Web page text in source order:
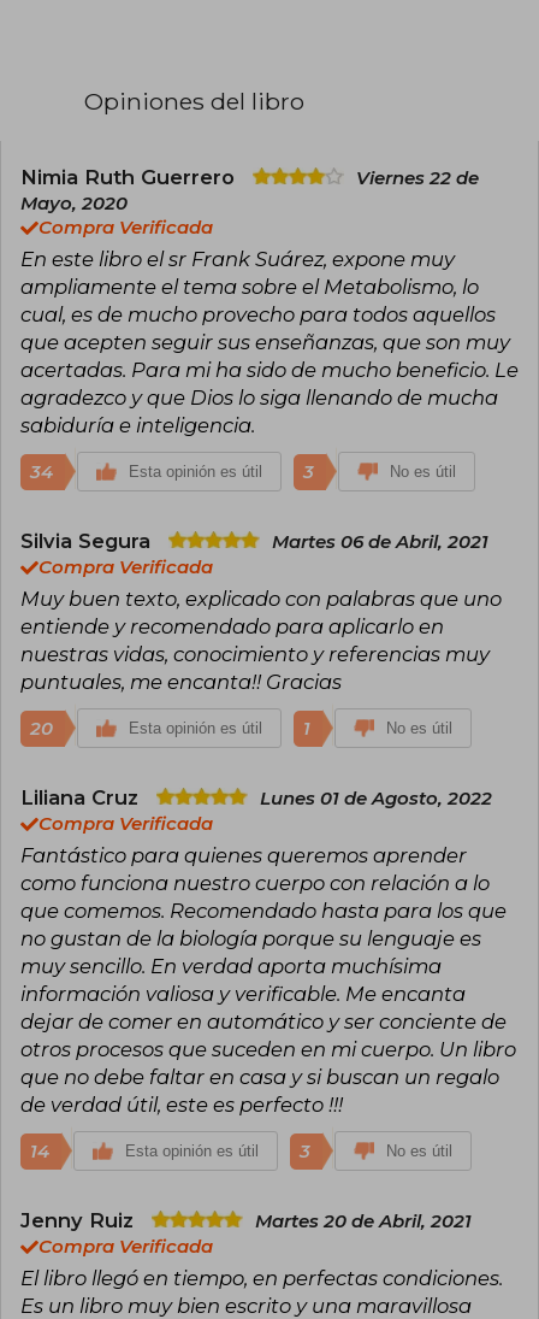
aspectos relacionados con la salud,
prácticas para millones de personas en su
camino hacia una vida más saludable. Entre
ellos destacan El Poder del Metabolismo (2013),
Recetas. El Poder del Metabolismo (2017) y
Metabolismo Ultra Poderoso (2018), obras que
ofrecen consejos accesibles y efectivos para
mejorar la salud metabólica. Su legado continúa
inspirando a quienes buscan soluciones reales y
sostenibles para transformar su bienestar.
Opiniones del libro
Nimia Ruth Guerrero
Viernes 22 de
Mayo, 2020
Compra Verificada
En este libro el sr Frank Suárez, expone muy
ampliamente el tema sobre el Metabolismo, lo
cual, es de mucho provecho para todos aquellos
que acepten seguir sus enseñanzas, que son muy
acertadas. Para mi ha sido de mucho beneficio. Le
agradezco y que Dios lo siga llenando de mucha
sabiduría e inteligencia.
34 Esta opinión es útil 3 No es útil
Silvia Segura
Martes 06 de Abril, 2021
Compra Verificada
Muy buen texto, explicado con palabras que uno
entiende y recomendado para aplicarlo en
nuestras vidas, conocimiento y referencias muy
puntuales, me encanta!! Gracias
20 Esta opinión es útil 1 No es útil
Liliana Cruz
Lunes 01 de Agosto, 2022
Compra Verificada
Fantástico para quienes queremos aprender
como funciona nuestro cuerpo con relación a lo
que comemos. Recomendado hasta para los que
no gustan de la biología porque su lenguaje es
muy sencillo. En verdad aporta muchísima
información valiosa y verificable. Me encanta
dejar de comer en automático y ser conciente de
otros procesos que suceden en mi cuerpo. Un libro
que no debe faltar en casa y si buscan un regalo
de verdad útil, este es perfecto !!!
14 Esta opinión es útil 3 No es útil
Jenny Ruiz
Martes 20 de Abril, 2021
Compra Verificada
El libro llegó en tiempo, en perfectas condiciones.
Es un libro muy bien escrito y una maravillosa